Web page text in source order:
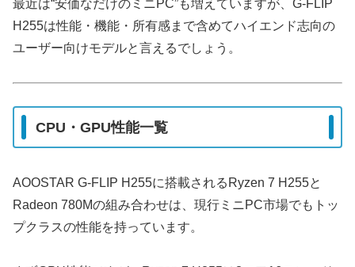
最近は“安価なだけのミニPC”も増えていますが、G-FLIP
H255は性能・機能・所有感まで含めてハイエンド志向の
ユーザー向けモデルと言えるでしょう。
CPU・GPU性能一覧
AOOSTAR G-FLIP H255に搭載されるRyzen 7 H255と
Radeon 780Mの組み合わせは、現行ミニPC市場でもトッ
プクラスの性能を持っています。